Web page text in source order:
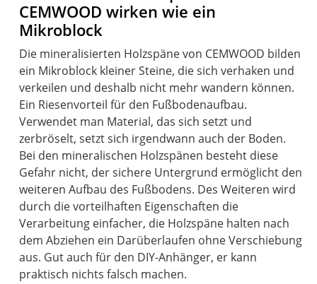
CEMWOOD wirken wie ein
Mikroblock
Die mineralisierten Holzspäne von CEMWOOD bilden
ein Mikroblock kleiner Steine, die sich verhaken und
verkeilen und deshalb nicht mehr wandern können.
Ein Riesenvorteil für den Fußbodenaufbau.
Verwendet man Material, das sich setzt und
zerbröselt, setzt sich irgendwann auch der Boden.
Bei den mineralischen Holzspänen besteht diese
Gefahr nicht, der sichere Untergrund ermöglicht den
weiteren Aufbau des Fußbodens. Des Weiteren wird
durch die vorteilhaften Eigenschaften die
Verarbeitung einfacher, die Holzspäne halten nach
dem Abziehen ein Darüberlaufen ohne Verschiebung
aus. Gut auch für den DIY-Anhänger, er kann
praktisch nichts falsch machen.